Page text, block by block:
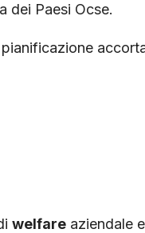
dei Paesi Ocse.
welfare aziendale e